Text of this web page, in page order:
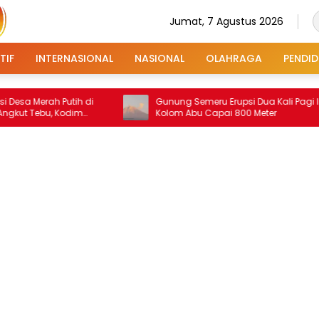
Jumat, 7 Agustus 2026
INTERNASIONAL NASIONAL OLAHRAGA
Putih di
Kodim
Gunung Semeru Erupsi Dua Kali Pagi Ini,
Kolom Abu Capai 800 Meter